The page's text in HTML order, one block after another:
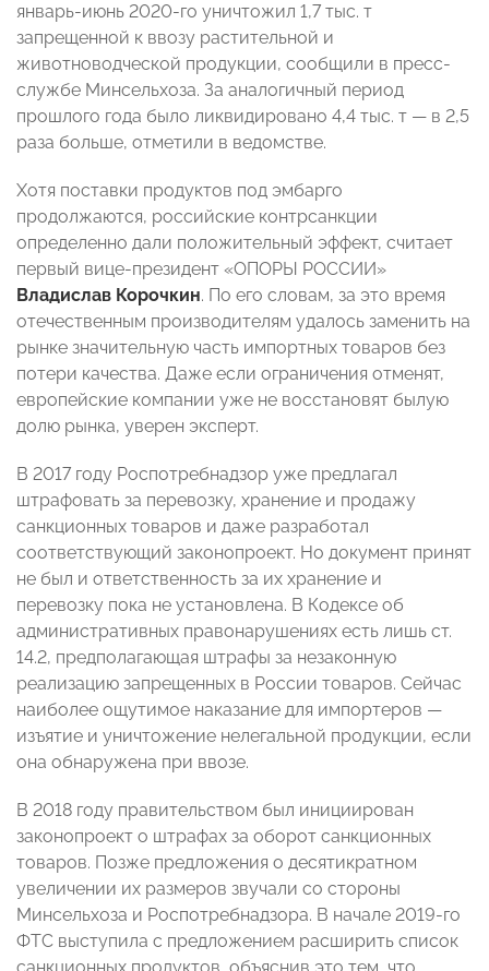
январь-июнь 2020-го уничтожил 1,7 тыс. т
запрещенной к ввозу растительной и
животноводческой продукции, сообщили в пресс-
службе Минсельхоза. За аналогичный период
прошлого года было ликвидировано 4,4 тыс. т — в 2,5
раза больше, отметили в ведомстве.
Хотя поставки продуктов под эмбарго
продолжаются, российские контрсанкции
определенно дали положительный эффект, считает
первый вице-президент «ОПОРЫ РОССИИ»
Владислав Корочкин. По его словам, за это время
отечественным производителям удалось заменить на
рынке значительную часть импортных товаров без
потери качества. Даже если ограничения отменят,
европейские компании уже не восстановят былую
долю рынка, уверен эксперт.
В 2017 году Роспотребнадзор уже предлагал
штрафовать за перевозку, хранение и продажу
санкционных товаров и даже разработал
соответствующий законопроект. Но документ принят
не был и ответственность за их хранение и
перевозку пока не установлена. В Кодексе об
административных правонарушениях есть лишь ст.
14.2, предполагающая штрафы за незаконную
реализацию запрещенных в России товаров. Сейчас
наиболее ощутимое наказание для импортеров —
изъятие и уничтожение нелегальной продукции, если
она обнаружена при ввозе.
В 2018 году правительством был инициирован
законопроект о штрафах за оборот санкционных
товаров. Позже предложения о десятикратном
увеличении их размеров звучали со стороны
Минсельхоза и Роспотребнадзора. В начале 2019-го
ФТС выступила с предложением расширить список